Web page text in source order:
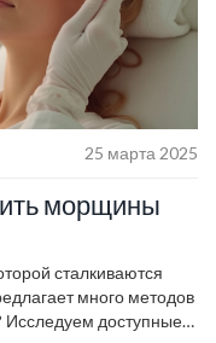
25 марта 2025
морщины
сталкиваются
много методов
Исследуем доступные